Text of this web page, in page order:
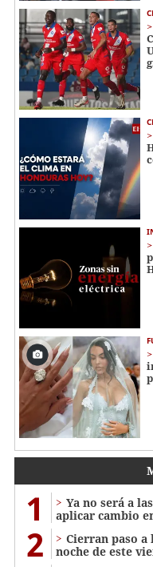
1
Ya no será a
aplicar cambio
2
Cierran paso a
noche de este